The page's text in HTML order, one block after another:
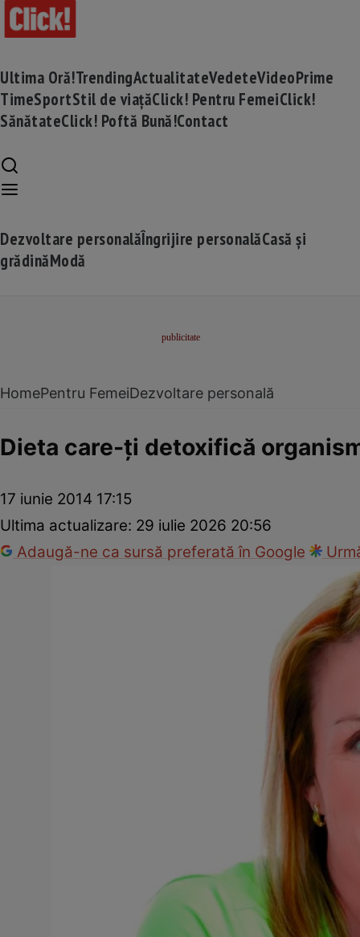
Ultima Oră!TrendingActualitateVedeteVideoPrime
TimeSportStil de viațăClick! Pentru FemeiClick!
SănătateClick! Poftă Bună!Contact
Dezvoltare personalăÎngrijire personalăCasă și
grădinăModă
HomePentru FemeiDezvoltare personală
Dieta care-ţi detoxifică
17 iunie 2014 17:15
Ultima actualizare: 29 iulie 2026 20:56
Adaugă-ne ca sursă preferată în Google